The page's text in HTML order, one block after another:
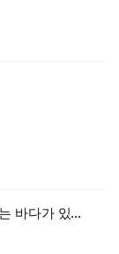
[지하실 단편선] 그의 지하실에는 바다가 있었다